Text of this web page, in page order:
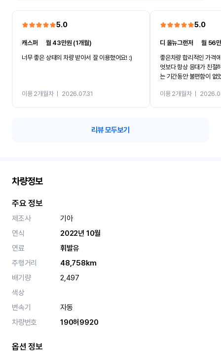
5.0
캐스퍼
월 43만원 (1개월)
너무 좋은 상태의 차량 받아서 잘 이용했어요! :)
이용 2개월차ㅣ 2026.07.31
5.0
디 올뉴그랜저 ㅣ월 56
좋은차량 합리적인 가격
엇보다 항상 응대가 친절
는 기간동안 불편함이 없
카 렌트 고민없이 강추합
이용 2개월차ㅣ
리뷰 모두보기
차량정보
주요 정보
제조사
기아
연식
2022년 10월
연료
휘발유
주행거리
48,758km
배기량
2,497
색상
변속기
자동
차량번호
190허9920
옵션 정보